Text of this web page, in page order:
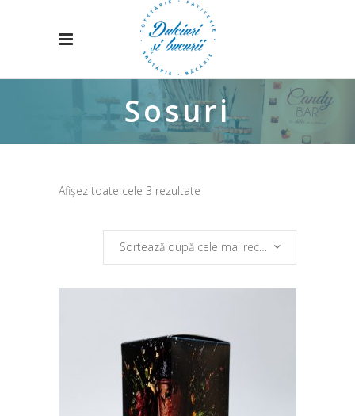
Sosuri
Afișez toate cele 3 rezultate
cele